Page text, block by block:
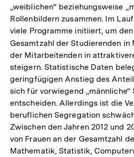
„weiblichen“ beziehungsweise
Rollenbildern zusammen. Im
viele Programme initiiert, um
Gesamtzahl der Studierenden in
der Mitarbeitenden in
steigern. Statistische Daten
geringfügigen Anstieg des
sich für vorwiegend
entscheiden. Allerdings ist die
beruflichen Segregation
Zwischen den Jahren 2012 und
von Frauen an der Gesamtzahl
Mathematik, Statistik,